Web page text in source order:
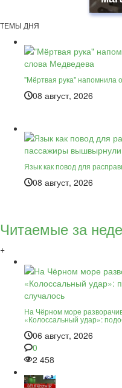
ТЕМЫ ДНЯ
"Мёртвая рука" напомнила о
08 август, 2026
Язык как повод для
08 август, 2026
Читаемые за
+
На Чёрном море
«Колоссальный удар»:
06 август, 2026
0
2 458